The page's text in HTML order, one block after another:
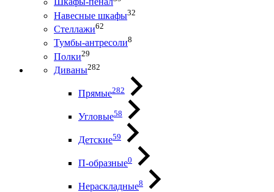
Навесные шкафы32
Стеллажи62
Тумбы-антресоли8
Полки29
Диваны282
Прямые282
Угловые58
Детские59
П-образные0
Нераскладные8